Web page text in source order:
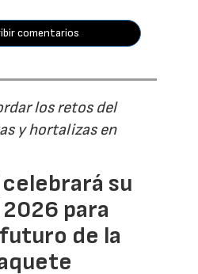
comentarios
los retos del
y hortalizas en
celebrará su
para
de la